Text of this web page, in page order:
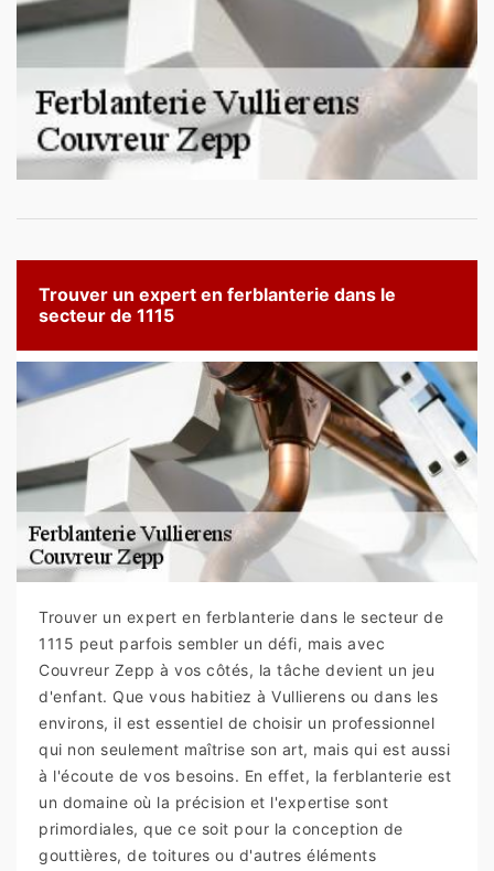
Trouver un expert en ferblanterie dans le
secteur de 1115
Trouver un expert en ferblanterie dans le secteur de
1115 peut parfois sembler un défi, mais avec
Couvreur Zepp à vos côtés, la tâche devient un jeu
d'enfant. Que vous habitiez à Vullierens ou dans les
environs, il est essentiel de choisir un professionnel
qui non seulement maîtrise son art, mais qui est aussi
à l'écoute de vos besoins. En effet, la ferblanterie est
un domaine où la précision et l'expertise sont
primordiales, que ce soit pour la conception de
gouttières, de toitures ou d'autres éléments